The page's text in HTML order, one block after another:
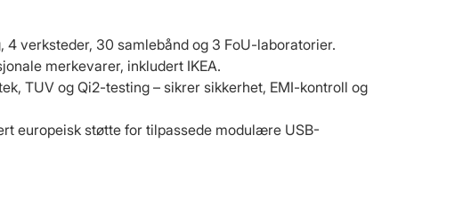
verksteder, 30 samlebånd og 3 FoU-laboratorier.
merkevarer, inkludert IKEA.
TUV og Qi2-testing – sikrer sikkerhet, EMI-kontroll og
europeisk støtte for tilpassede modulære USB-